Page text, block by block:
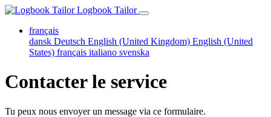
Logbook Tailor
français
dansk Deutsch English (United Kingdom) English (United
States) français italiano svenska
Contacter le service
Tu peux nous envoyer un message via ce formulaire.